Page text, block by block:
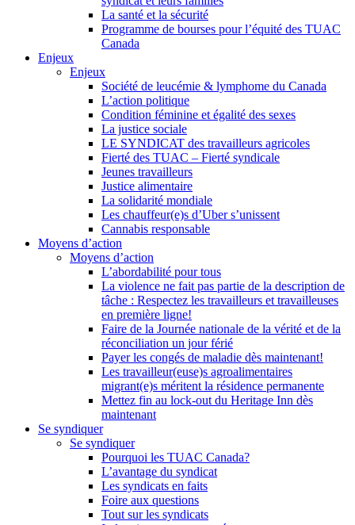
La santé et la sécurité
Programme de bourses pour l’équité des TUAC
Canada
Enjeux
Enjeux
Société de leucémie & lymphome du Canada
L’action politique
Condition féminine et égalité des sexes
La justice sociale
LE SYNDICAT des travailleurs agricoles
Fierté des TUAC – Fierté syndicale
Jeunes travailleurs
Justice alimentaire
La solidarité mondiale
Les chauffeur(e)s d’Uber s’unissent
Cannabis responsable
Moyens d’action
Moyens d’action
L’abordabilité pour tous
La violence ne fait pas partie de la description de
tâche : Respectez les travailleurs et travailleuses
en première ligne!
Faire de la Journée nationale de la vérité et de la
réconciliation un jour férié
Payer les congés de maladie dès maintenant!
Les travailleur(euse)s agroalimentaires
migrant(e)s méritent la résidence permanente
Mettez fin au lock-out du Heritage Inn dès
maintenant
Se syndiquer
Se syndiquer
Pourquoi les TUAC Canada?
L’avantage du syndicat
Les syndicats en faits
Foire aux questions
Tout sur les syndicats